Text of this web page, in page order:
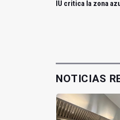
IU critica la zona
NOTICIAS